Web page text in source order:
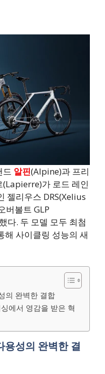
드 알핀(Alpine)과 프리
가 로드 레인
젤리우스 DRS(Xelius
버볼트 GLP
다. 두 모델 모두 최첨
해 사이클링 성능의 새
의 완벽한 결합
에서 영감을 받은 혁
용성의 완벽한 결